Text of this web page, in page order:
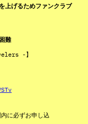
げるためファンクラブ
難
-】
に必ずお申し込